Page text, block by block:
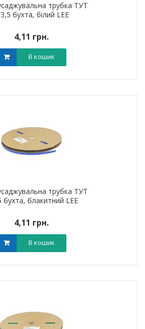
трубка ТУТ
бухта, білий LEE
4,11 грн.
В кошик
трубка ТУТ
бухта, блакитний LEE
4,11 грн.
В кошик